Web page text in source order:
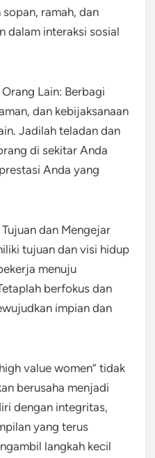
ramah, dan
dalam interaksi sosial
Lain: Berbagi
dan kebijaksanaan
Jadilah teladan dan
di sekitar Anda
Anda yang
dan Mengejar
tujuan dan visi hidup
menuju
berfokus dan
impian dan
value women” tidak
berusaha menjadi
dengan integritas,
yang terus
langkah kecil